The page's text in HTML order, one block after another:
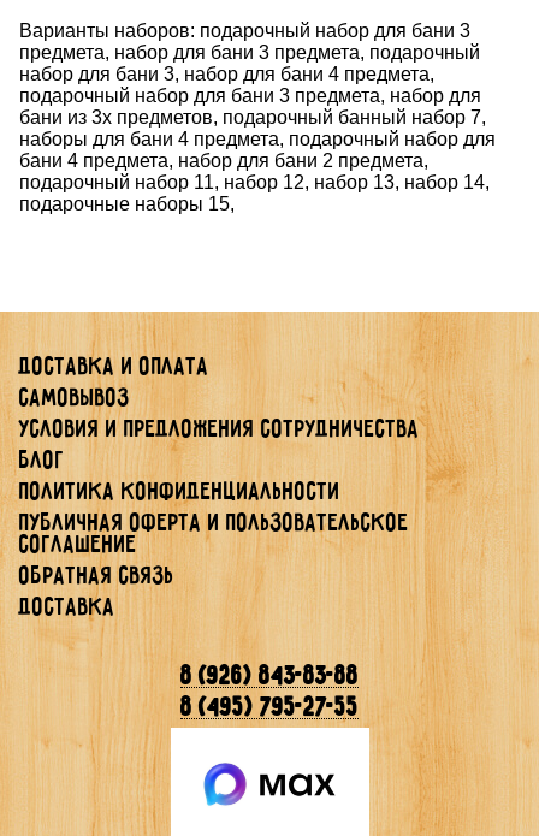
Варианты наборов: подарочный набор для бани 3
предмета, набор для бани 3 предмета, подарочный
набор для бани 3, набор для бани 4 предмета,
подарочный набор для бани 3 предмета, набор для
бани из 3х предметов, подарочный банный набор 7,
наборы для бани 4 предмета, подарочный набор для
бани 4 предмета, набор для бани 2 предмета,
подарочный набор 11, набор 12, набор 13, набор 14,
подарочные наборы 15,
Доставка и оплата
Самовывоз
Условия и предложения сотрудничества
Блог
Политика конфиденциальности
Публичная Оферта и Пользовательское
Соглашение
Обратная связь
Доставка
8 (926) 843-83-88
8 (495) 795-27-55